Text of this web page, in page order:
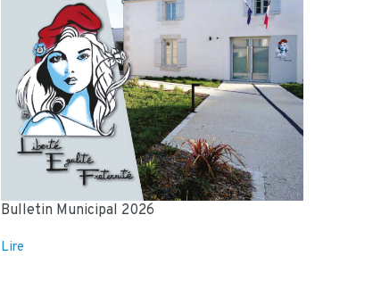
Bulletin Municipal 2026
Lire